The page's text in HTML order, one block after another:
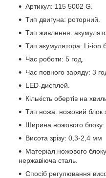
Артикул: 115 5002 G.
Тип двигуна: роторний.
Тип живлення:
Тип акумулятора: Li-ion
Час роботи: 5 год.
Час повного заряду: 3
LED-дисплей.
Кількість обертів на
Тип ножа: ножовий блок
Ширина ножового
Висота зрізу: 0,3-2,4 мм
Матеріал ножового
нержавіюча сталь.
Спосіб регулювання